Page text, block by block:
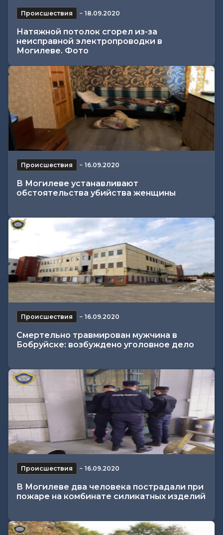
Происшествия − 18.09.2020
Натяжной потолок сгорел из-за
неисправной электропроводки в
Могилеве. Фото
Происшествия − 16.09.2020
В Могилеве устанавливают
обстоятельства убийства женщины
Происшествия − 16.09.2020
Смертельно травмирован мужчина в
Бобруйске: возбуждено уголовное дело
Происшествия − 16.09.2020
В Могилеве два человека пострадали при
пожаре на комбинате силикатных изделий